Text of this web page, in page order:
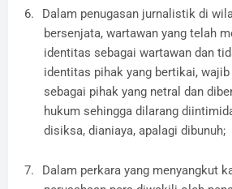
6.
Dalam penugasan jurnalistik di
bersenjata, wartawan yang telah
identitas sebagai wartawan dan
identitas pihak yang bertikai,
sebagai pihak yang netral dan
hukum sehingga dilarang
disiksa, dianiaya, apalagi dibunuh;
7.
Dalam perkara yang menyangkut